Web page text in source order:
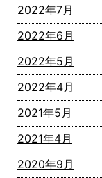
2022年7月
2022年6月
2022年5月
2022年4月
2021年5月
2021年4月
2020年9月